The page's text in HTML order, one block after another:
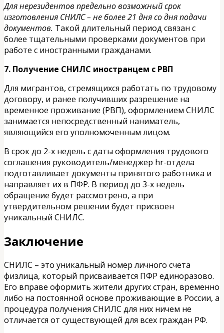
Для нерезидентов предельно возможный срок
изготовления СНИЛС – не более 21 дня со дня подачи
документов. Такой длительный период связан с
более тщательными проверками документов при
работе с иностранными гражданами.
7. Получение СНИЛС иностранцем с РВП
Для мигрантов, стремящихся работать по трудовому
договору, и ранее получивших разрешение на
временное проживание (РВП), оформлением СНИЛС
занимается непосредственный наниматель,
являющийся его уполномоченным лицом.
В срок до 2-х недель с даты оформления трудового
соглашения руководитель/менеджер hr-отдела
подготавливает документы принятого работника и
направляет их в ПФР. В период до 3-х недель
обращение будет рассмотрено, а при
утвердительном решении будет присвоен
уникальный СНИЛС.
Заключение
СНИЛС – это уникальный номер личного счета
физлица, который присваивается ПФР единоразово.
Его вправе оформить жители других стран, временно
либо на постоянной основе проживающие в России, а
процедура получения СНИЛС для них ничем не
отличается от существующей для всех граждан РФ.